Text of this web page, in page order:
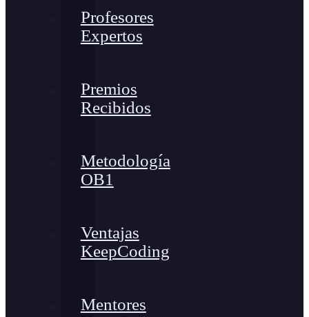
Profesores
Expertos
Premios
Recibidos
Metodología
OB1
Ventajas
KeepCoding
Mentores